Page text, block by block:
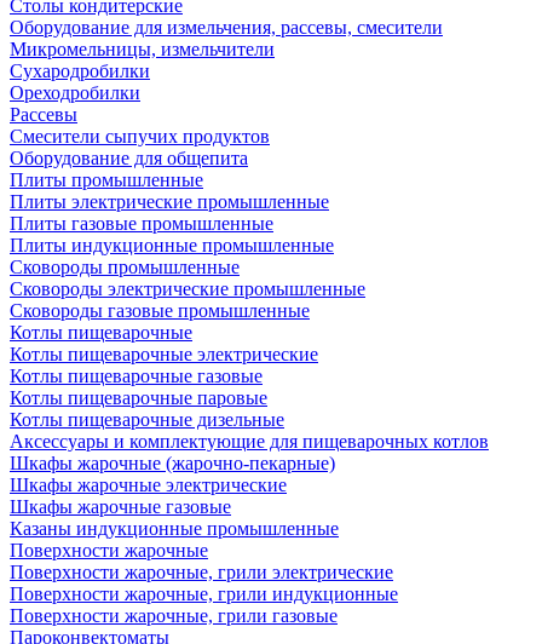
Столы кондитерские
Оборудование для измельчения, рассевы, смесители
Микромельницы, измельчители
Сухародробилки
Ореходробилки
Рассевы
Смесители сыпучих продуктов
Оборудование для общепита
Плиты промышленные
Плиты электрические промышленные
Плиты газовые промышленные
Плиты индукционные промышленные
Сковороды промышленные
Сковороды электрические промышленные
Сковороды газовые промышленные
Котлы пищеварочные
Котлы пищеварочные электрические
Котлы пищеварочные газовые
Котлы пищеварочные паровые
Котлы пищеварочные дизельные
Аксессуары и комплектующие для пищеварочных котлов
Шкафы жарочные (жарочно-пекарные)
Шкафы жарочные электрические
Шкафы жарочные газовые
Казаны индукционные промышленные
Поверхности жарочные
Поверхности жарочные, грили электрические
Поверхности жарочные, грили индукционные
Поверхности жарочные, грили газовые
Пароконвектоматы